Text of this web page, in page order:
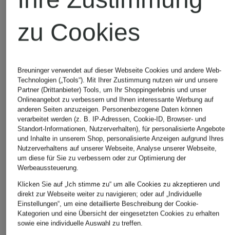
COSBlusenshirt MIRNA
CHF 90
Ursprünglich: CHF 129
CHF 90
Ursprünglich:CHF 129
Verfügbare Größen
zu Cookies
Breuninger verwendet auf dieser Webseite Cookies und andere Web-
Technologien („Tools“). Mit Ihrer Zustimmung nutzen wir und unsere
Partner (Drittanbieter) Tools, um Ihr Shoppingerlebnis und unser
Onlineangebot zu verbessern und Ihnen interessante Werbung auf
anderen Seiten anzuzeigen. Personenbezogene Daten können
verarbeitet werden (z. B. IP-Adressen, Cookie-ID, Browser- und
Standort-Informationen, Nutzerverhalten), für personalisierte Angebote
und Inhalte in unserem Shop, personalisierte Anzeigen aufgrund Ihres
Nutzerverhaltens auf unserer Webseite, Analyse unserer Webseite,
um diese für Sie zu verbessern oder zur Optimierung der
Werbeaussteuerung.
Klicken Sie auf „Ich stimme zu“ um alle Cookies zu akzeptieren und
direkt zur Webseite weiter zu navigieren; oder auf „Individuelle
Einstellungen“, um eine detaillierte Beschreibung der Cookie-
Kategorien und eine Übersicht der eingesetzten Cookies zu erhalten
sowie eine individuelle Auswahl zu treffen.